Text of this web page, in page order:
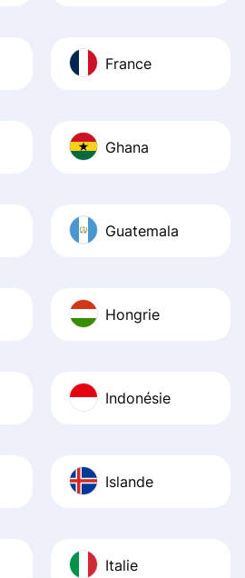
France
Ghana
Guatemala
Hongrie
Indonésie
Islande
Italie